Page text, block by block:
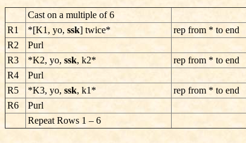
Cast on a multiple of6
R1
*[K1, yo, ssk] twice*
rep from * to end
R2
Purl
R3
*K2, yo, ssk, k2*
rep from * to end
R4
Purl
R5
*K3, yo, ssk, k1*
rep from * to end
R6
Purl
Repeat Rows 1 – 6